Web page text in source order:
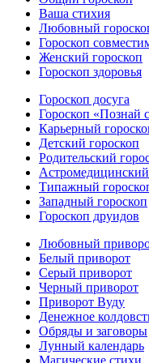
Ваша стихия
Любовный
Гороскоп
Женский гороскоп
Гороскоп здоровья
Гороскоп досуга
Гороскоп «Познай
Карьерный
Детский гороскоп
Родительский
Астромедицинский
Типажный
Западный гороскоп
Гороскоп друидов
Любовный
Белый приворот
Серый приворот
Черный приворот
Приворот Вуду
Денежное
Обряды и заговоры
Лунный календарь
Магические стихи